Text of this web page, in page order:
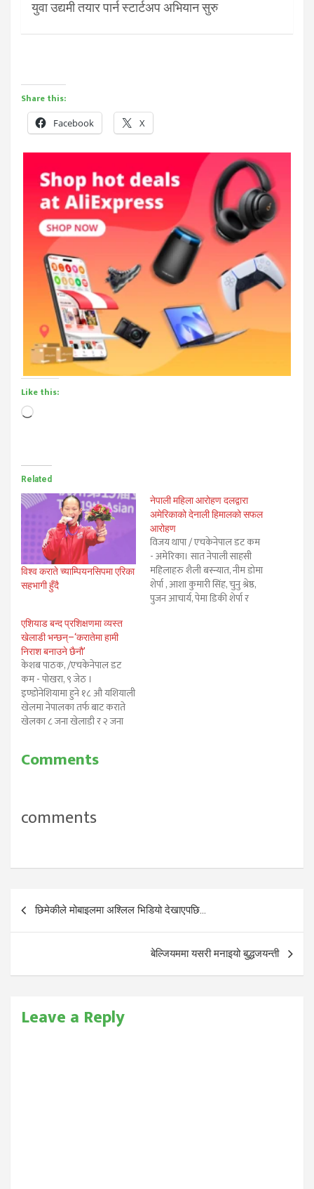
युवा उद्यमी तयार पार्न स्टार्टअप अभियान सुरु
Share this:
Facebook X
Like this:
Loading…
Related
विश्व कराते च्याम्पियनसिपमा एरिका
सहभागी हुँदै
नेपाली महिला आरोहण दलद्वारा
अमेरिकाको देनाली हिमालको सफल
आरोहण
विजय थापा / एचकेनेपाल डट कम
- अमेरिका। सात नेपाली साहसी
महिलाहरु शैली बस्न्यात, नीम डोमा
शेर्पा , आशा कुमारी सिंह, चुनु श्रेष्ठ,
पुजन आचार्य, पेमा डिकी शेर्पा र
एशियाड बन्द प्रशिक्षणमा व्यस्त
खेलाडी भन्छन्–‘करातेमा हामी
निराश बनाउने छैनौ’
केशब पाठक, /एचकेनेपाल डट
कम - पोखरा, ९ जेठ ।
इण्डोनेशियामा हुने १८ औ यशियाली
खेलमा नेपालका तर्फ बाट कराते
खेलका ८ जना खेलाडी र २ जना
मात्र ध्येय भनेको यशियाडमा पदक
Comments
comments
Post
navigation
छिमेकीले मोबाइलमा अश्लिल भिडियो देखाएपछि…
बेल्जियममा यसरी मनाइयो बुद्धजयन्ती
Leave a Reply